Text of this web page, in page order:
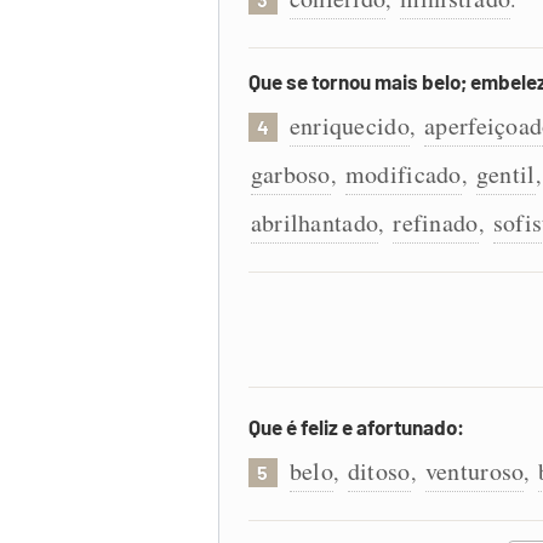
Que se tornou mais belo;
4 enriquecido,
garboso, modificado, gentil
abrilhantado, refinado,
Que é feliz e afortunado:
5 belo, ditoso, venturoso,